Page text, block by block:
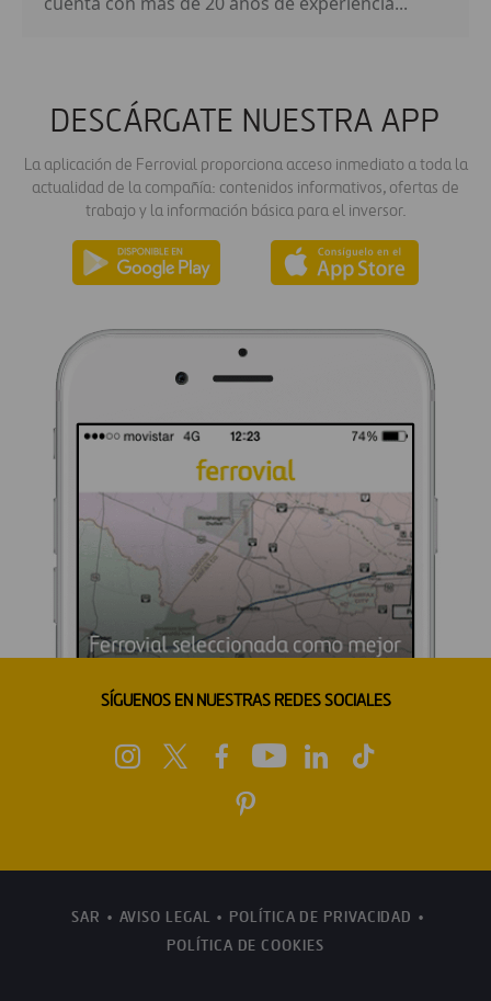
DESCÁRGATE NUESTRA APP
La aplicación de Ferrovial proporciona acceso inmediato a toda la
actualidad de la compañía: contenidos informativos, ofertas de
trabajo y la información básica para el inversor.
SÍGUENOS EN NUESTRAS REDES SOCIALES
SAR AVISO LEGAL
POLÍTICA DE PRIVACIDAD
POLÍTICA DE COOKIES